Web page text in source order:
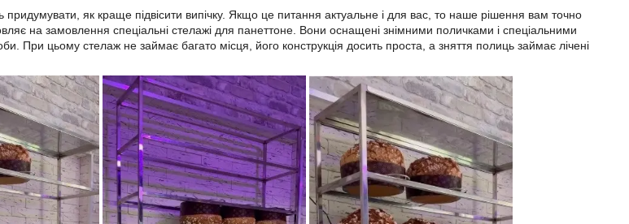
як краще підвісити випічку. Якщо це питання актуальне і для вас, то наше рішення вам точно
на замовлення спеціальні стелажі для панеттоне. Вони оснащені знімними поличками і спеціальними
При цьому стелаж не займає багато місця, його конструкція досить проста, а зняття полиць займає лічені